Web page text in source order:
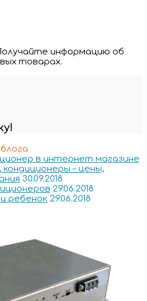
информацию об
товарах.
в интернет магазине
кондиционеры – цены,
30.09.2018
29.06.2018
ребенок 29.06.2018